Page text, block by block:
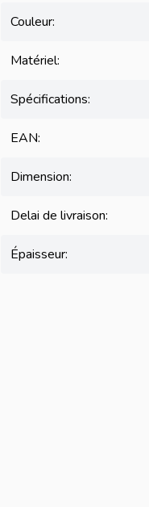
Couleur:
Matériel:
Spécifications:
EAN:
Dimension:
Delai de livraison:
Épaisseur: